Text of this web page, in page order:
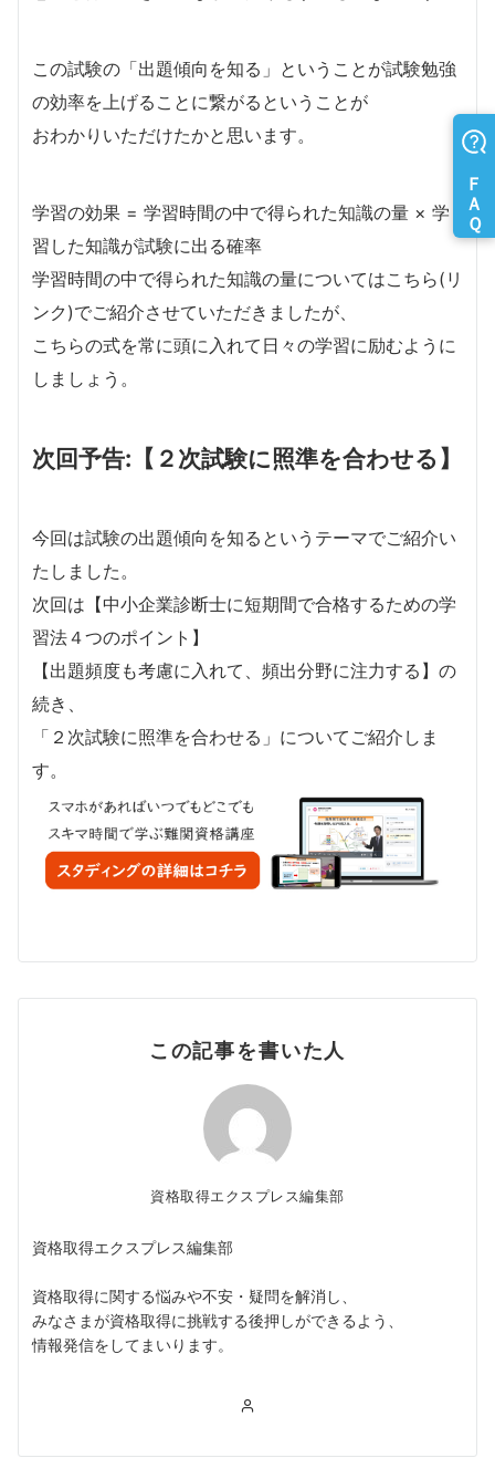
この試験の「出題傾向を知る」ということが試験勉強
の効率を上げることに繋がるということが
おわかりいただけたかと思います。
学習の効果 = 学習時間の中で得られた知識の量 × 学
習した知識が試験に出る確率
学習時間の中で得られた知識の量についてはこちら(リ
ンク)でご紹介させていただきましたが、
こちらの式を常に頭に入れて日々の学習に励むように
しましょう。
次回予告:【２次試験に照準を合わせる】
今回は試験の出題傾向を知るというテーマでご紹介い
たしました。
次回は【中小企業診断士に短期間で合格するための学
習法４つのポイント】
【出題頻度も考慮に入れて、頻出分野に注力する】の
続き、
「２次試験に照準を合わせる」についてご紹介しま
す。
この記事を書いた人
資格取得エクスプレス編集部
資格取得エクスプレス編集部
資格取得に関する悩みや不安・疑問を解消し、
みなさまが資格取得に挑戦する後押しができるよう、
情報発信をしてまいります。